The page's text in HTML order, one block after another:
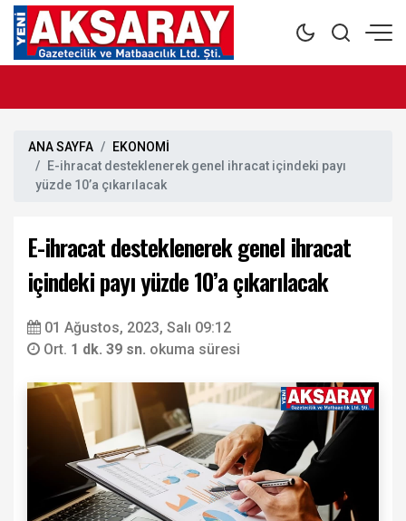
ANA SAYFA
EKONOMİ
E-ihracat desteklenerek genel ihracat içindeki payı
yüzde 10’a çıkarılacak
E-ihracat desteklenerek genel ihracat
içindeki payı yüzde 10’a çıkarılacak
01 Ağustos, 2023, Salı 09:12
Ort. 1 dk. 39 sn. okuma süresi